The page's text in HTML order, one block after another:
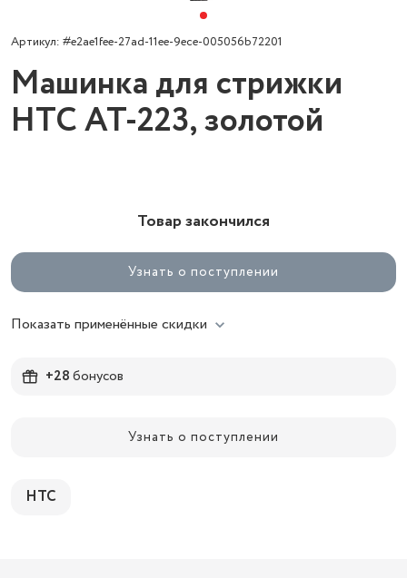
Артикул: #e2ae1fee-27ad-11ee-9ece-005056b72201
Машинка для стрижки
HTC AT-223, золотой
Товар закончился
Узнать о поступлении
Показать применённые скидки
+28бонусов
Узнать о поступлении
HTC